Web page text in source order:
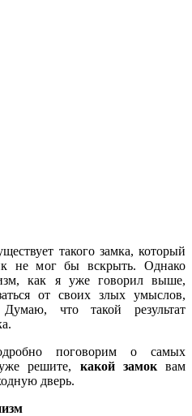
такого замка, который
не мог бы вскрыть. Однако
как я уже говорил выше,
от своих злых умыслов,
что такой результат
поговорим о самых
решите, какой замоквам
дверь.